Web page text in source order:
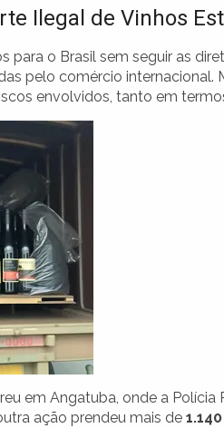
Ilegal de Vinhos
para o Brasil sem seguir as
pelo comércio internacional.
envolvidos, tanto em
em Angatuba, onde a Polícia
ação prendeu mais de